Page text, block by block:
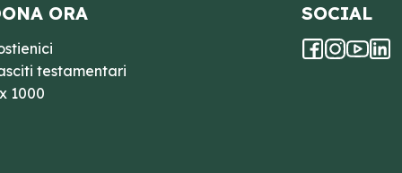
ORA
testamentari
1000
SOCIAL